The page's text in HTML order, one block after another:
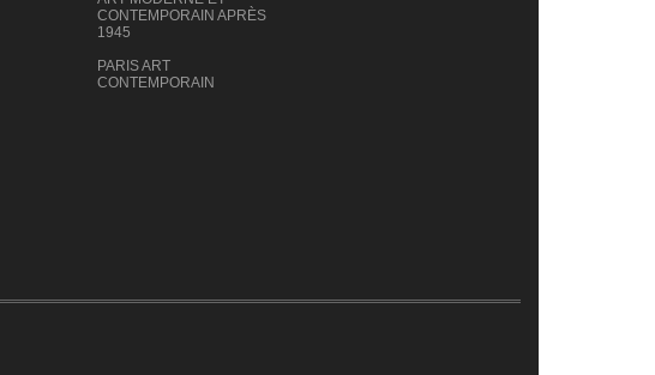
CONTEMPORAIN APRÈS
1945
PARIS ART
CONTEMPORAIN